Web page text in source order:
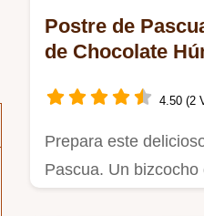
Postre de
de Chocolate
4.50 (2
Prepara este
Pascua. Un